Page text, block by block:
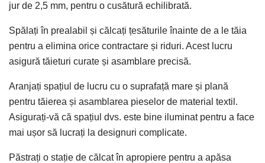
jur de 2,5 mm, pentru o cusătură echilibrată.
Spălați în prealabil și călcați țesăturile înainte de a le tăia
pentru a elimina orice contractare și riduri. Acest lucru
asigură tăieturi curate și asamblare precisă.
Aranjați spațiul de lucru cu o suprafață mare și plană
pentru tăierea și asamblarea pieselor de material textil.
Asigurați-vă că spațiul dvs. este bine iluminat pentru a face
mai ușor să lucrați la designuri complicate.
Păstrați o stație de călcat în apropiere pentru a apăsa